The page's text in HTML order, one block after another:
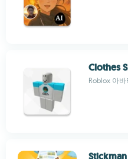
Clothes
Roblox 아